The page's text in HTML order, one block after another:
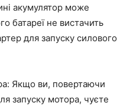
акумулятор може
батареї не вистачить
для запуску силового
Якщо ви, повертаючи
запуску мотора, чуєте